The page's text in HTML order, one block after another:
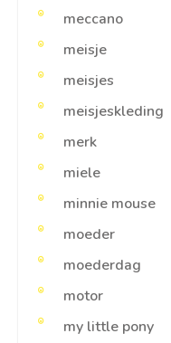
meccano
meisje
meisjes
meisjeskleding
merk
miele
minnie mouse
moeder
moederdag
motor
my little pony